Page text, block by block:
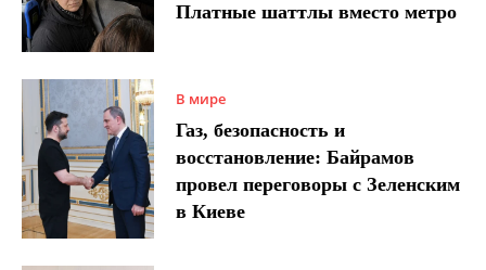
Платные шаттлы вместо метро
В мире
Газ, безопасность и
восстановление: Байрамов
провел переговоры с Зеленским
в Киеве